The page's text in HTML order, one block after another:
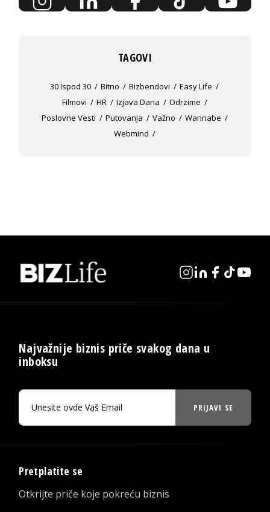
TAGOVI
30 Ispod 30 Bitno Bizbendovi
Easy Life
Filmovi
HR Izjava Dana
Odrzime
Poslovne Vesti
Putovanja Važno
Wannabe
Webmind
Najvažnije biznis priče svakog dana u
inboksu
PRIJAVI SE
Pretplatite se
Otkrijte priče koje pokreću biznis